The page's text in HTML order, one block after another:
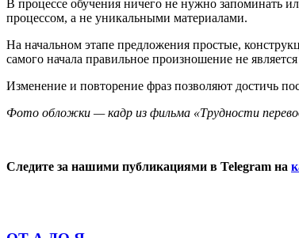
В процессе обучения ничего не нужно запоминать
процессом, а не уникальными материалами.
На начальном этапе предложения простые,
самого начала правильное произношение не
Изменение и повторение фраз позволяют достичь
Фото обложки — кадр из фильма «Трудности
Следите за нашими публикациями в Telegram на